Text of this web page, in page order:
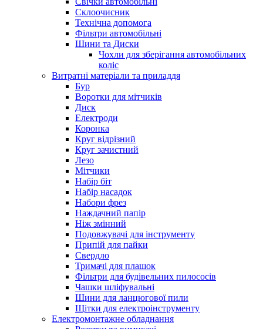
Склоочисник
Технічна допомога
Фільтри автомобільні
Шини та Диски
Чохли для зберігання автомобільних
коліс
Витратні матеріали та приладдя
Бур
Воротки для мітчиків
Диск
Електроди
Коронка
Круг відрізний
Круг зачистний
Лезо
Мітчики
Набір біт
Набір насадок
Набори фрез
Наждачний папір
Ніж змінний
Подовжувачі для інструменту
Припій для пайки
Свердло
Тримачі для плашок
Фільтри для будівельних пилососів
Чашки шліфувальні
Шини для ланцюгової пили
Щітки для електроінструменту
Електромонтажне обладнання